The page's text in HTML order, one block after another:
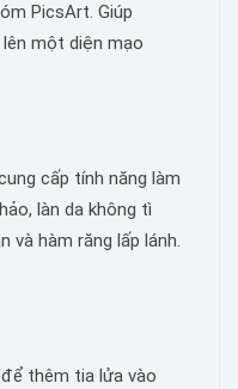
PicsArt. Giúp
một diện mạo
cấp tính năng làm
làn da không tì
và hàm răng lấp lánh.
thêm tia lửa vào